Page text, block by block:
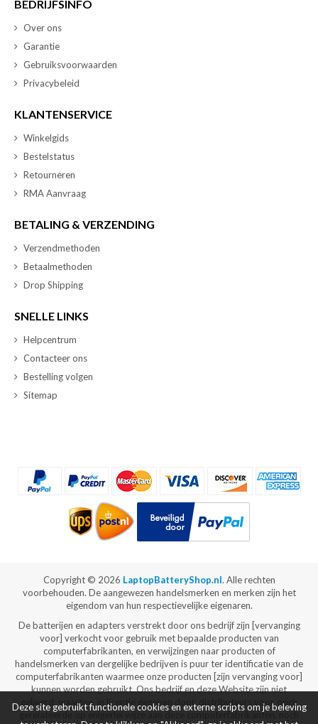
BEDRIJFSINFO
Over ons
Garantie
Gebruiksvoorwaarden
Privacybeleid
KLANTENSERVICE
Winkelgids
Bestelstatus
Retourneren
RMA Aanvraag
BETALING & VERZENDING
Verzendmethoden
Betaalmethoden
Drop Shipping
SNELLE LINKS
Helpcentrum
Contacteer ons
Bestelling volgen
Sitemap
Copyright © 2026 LaptopBatteryShop.nl. Alle rechten
voorbehouden. De aangewezen handelsmerken en merken zijn het
eigendom van hun respectievelijke eigenaren.
De batterijen en adapters verstrekt door ons bedrijf zijn [vervanging
voor] verkocht voor gebruik met bepaalde producten van
computerfabrikanten, en verwijzingen naar producten of
handelsmerken van dergelijke bedrijven is puur ter identificatie van de
computerfabrikanten waarmee onze producten [zijn vervanging voor]
kunnen worden gebruikt. Ons bedrijf en deze Website zijn niet
gelieerd, waartoe, in licentie gegeven door, distributeurs voor, noch
gerelateerde op enigerlei wijze aan deze computerfabrikanten, noch
Deze site gebruikt functionele cookies en externe scripts om je beleving